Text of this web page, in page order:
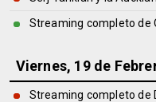
Streaming completo de
Viernes, 19 de
Streaming completo de